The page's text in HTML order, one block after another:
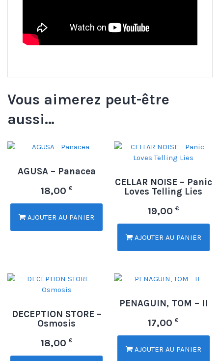
Vous aimerez peut-être
aussi…
AGUSA – Panacea
18,00 €
AJOUTER AU PANIER
CELLAR NOISE – Panic
Loves Telling Lies
19,00 €
AJOUTER AU PANIER
DECEPTION STORE –
Osmosis
18,00 €
PENAGUIN, TOM – II
17,00€
AJOUTER AU PANIER